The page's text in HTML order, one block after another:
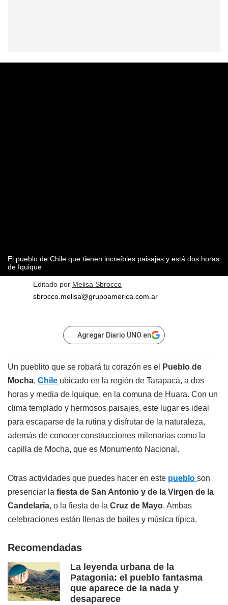
El pueblo de Chile que tienen increíbles paisajes y está dos horas
de Iquique
Editado por Melisa Sbrocco
sbrocco.melisa@grupoamerica.com.ar
Agregar Diario UNO en
Un pueblito que se robará tu corazón es el
Pueblo de
Mocha, Chile ubicado en la región de Tarapacá, a dos
horas y media de Iquique, en la comuna de Huara. Con un
clima templado y hermosos paisajes, este lugar es ideal
para escaparse de la rutina y disfrutar de la naturaleza,
además de conocer construcciones milenarias como la
capilla de Mocha, que es Monumento Nacional.
Otras actividades que puedes hacer en este pueblo son
presenciar la fiesta de San Antonio y de la Virgen de la
Candelaria, o la fiesta de la Cruz de Mayo. Ambas
celebraciones están llenas de bailes y música típica.
Recomendadas
La leyenda urbana de la
Patagonia: el pueblo fantasma
que aparece de la nada y
desaparece